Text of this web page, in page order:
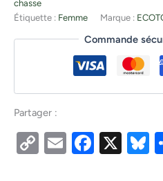
chasse
Étiquette : Femme Marque :
Commande
Partager :
CopyEmail X